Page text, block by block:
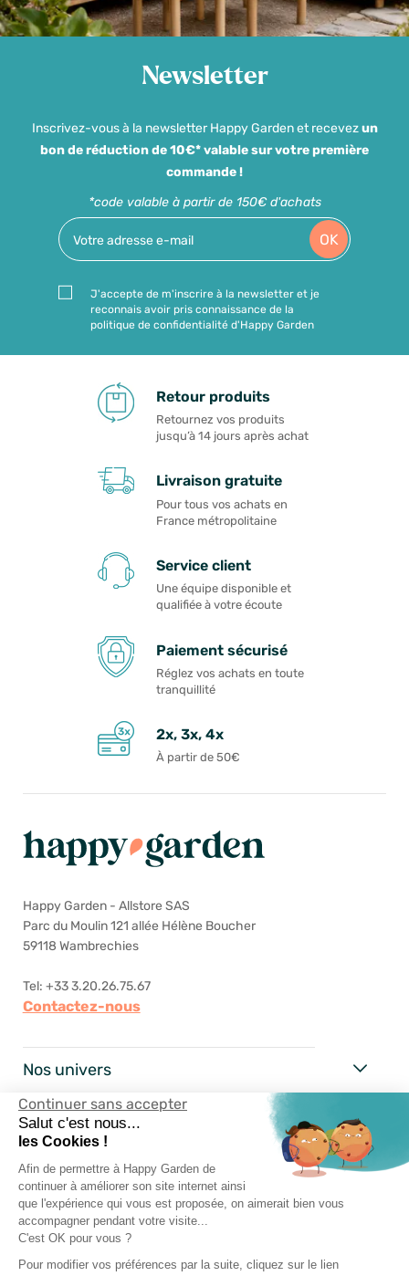
Continuer sans accepter
Salut c'est nous...
les Cookies !
Afin de permettre à Happy Garden de
continuer à améliorer son site internet ainsi
que l'expérience qui vous est proposée, on aimerait bien vous
accompagner pendant votre visite...
C'est OK pour vous ?
Pour modifier vos préférences par la suite, cliquez sur le lien
Newsletter
Inscrivez-vous à la newsletter Happy Garden et recevezun
bon de réduction de 10€* valable sur votre première
commande !
*code valable à partir de 150€ d'achats
OK
J'accepte de m'inscrire à la newsletter et je
reconnais avoir pris connaissance de la
politique de confidentialité d'Happy Garden
Retour produits
Retournez vos produits
jusqu’à 14 jours après achat
Livraison gratuite
Pour tous vos achats en
France métropolitaine
Service client
Une équipe disponible et
qualifiée à votre écoute
Paiement sécurisé
Réglez vos achats en toute
tranquillité
2x, 3x, 4x
À partir de 50€
Happy Garden - Allstore SAS
Parc du Moulin 121 allée Hélène Boucher
59118 Wambrechies
Tel: +33 3.20.26.75.67
Contactez-nous
Nos univers
Happy Garden
Nos services
Suivez-nous